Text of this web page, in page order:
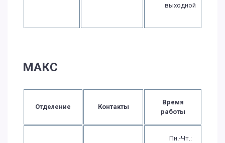
выходной
МАКС
Отделение Контакты
Время
работы
Пн.-Чт.: